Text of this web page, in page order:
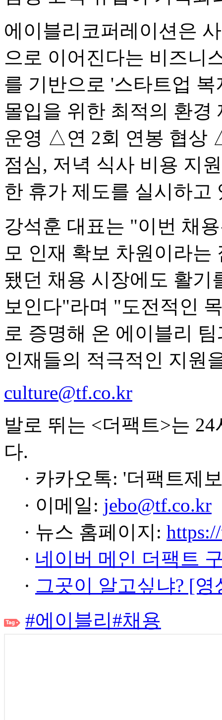
에이블리코퍼레이션은
으로 이어진다는 비즈니
를 기반으로 '스타트업
몰입을 위한 최적의 환
운영 △연 2회 연봉 협상
점심, 저녁 식사 비용 지
한 휴가 제도를 실시하고
강석훈 대표는 "이번 채
모 인재 확보 차원이라는
됐던 채용 시장에도 활기
보인다"라며 "도전적인
로 증명해 온 에이블리
인재들의 적극적인 지원
culture@tf.co.kr
발로 뛰는 <더팩트>는
다.
· 카카오톡: '더팩트제
· 이메일: jebo@tf.co.kr
· 뉴스 홈페이지:
· 네이버 메인 더팩트
· 그곳이 알고싶냐? [
#에이블리#채용